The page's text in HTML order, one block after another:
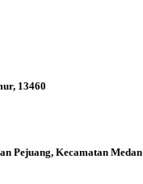
13460
Pejuang, Kecamatan